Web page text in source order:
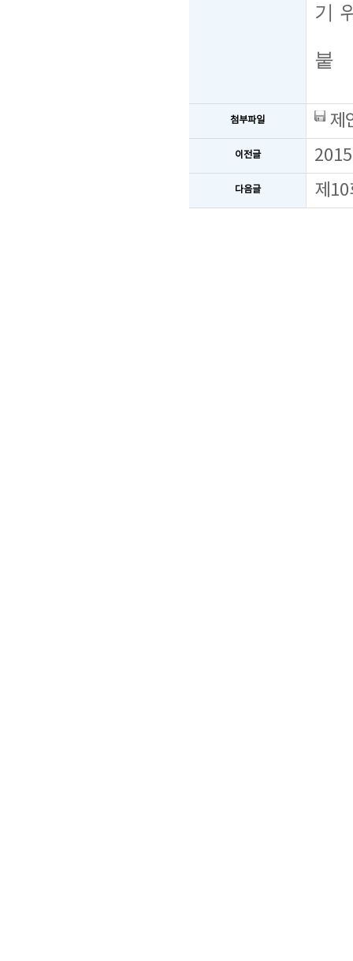
기
붙
첨부파일 제
이전글
다음글 제10